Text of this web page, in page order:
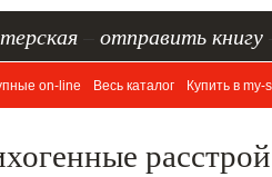
отправить книгу
on-line Весь каталог Купить в my-